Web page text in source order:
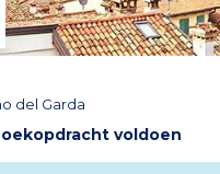
del Garda
voldoen